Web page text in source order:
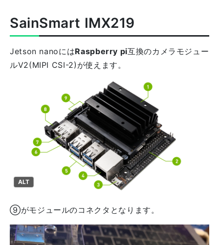
SainSmart IMX219
Jetson nanoにはRaspberry pi互換のカメラモジュー
ルV2(MIPI CSI-2)が使えます。
ALT
⑨がモジュールのコネクタとなります。